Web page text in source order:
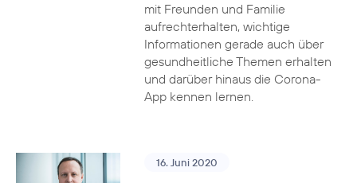
mit Freunden und Familie
aufrechterhalten, wichtige
Informationen gerade auch über
gesundheitliche Themen erhalten
und darüber hinaus die Corona-
App kennen lernen.
16. Juni 2020